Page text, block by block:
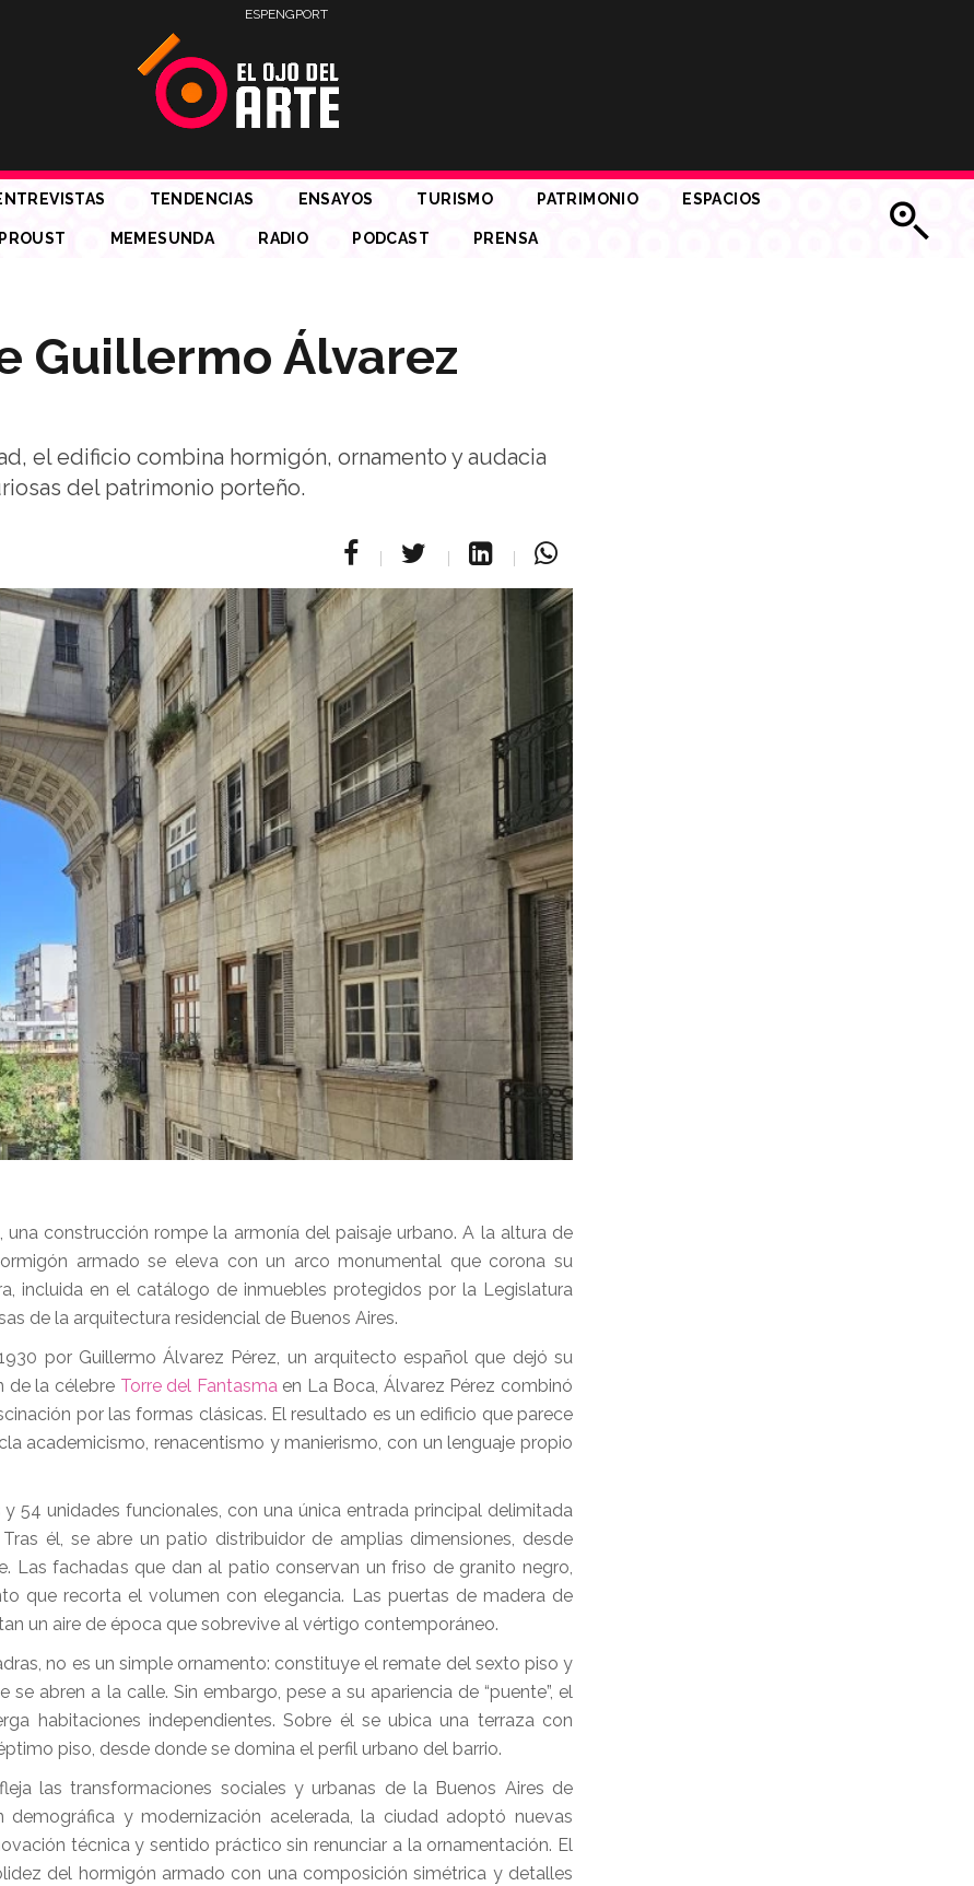
ESPENGPORT
TENDENCIAS ENSAYOS TURISMO PATRIMONIO ESPACIOS
MEMESUNDA RADIO PODCAST PRENSA
Guillermo Álvarez
el edificio combina hormigón, ornamento y audacia
del patrimonio porteño.
, una construcción rompe la armonía del paisaje urbano. A la altura de
armado se eleva con un arco monumental que corona su
incluida en el catálogo de inmuebles protegidos por la Legislatura
de la arquitectura residencial de Buenos Aires.
por Guillermo Álvarez Pérez, un arquitecto español que dejó su
de la célebre Torre del Fantasmaen La Boca, Álvarez Pérez combinó
por las formas clásicas. El resultado es un edificio que parece
academicismo, renacentismo y manierismo, con un lenguaje propio
54 unidades funcionales, con una única entrada principal delimitada
él, se abre un patio distribuidor de amplias dimensiones, desde
Las fachadas que dan al patio conservan un friso de granito negro,
que recorta el volumen con elegancia. Las puertas de madera de
un aire de época que sobrevive al vértigo contemporáneo.
no es un simple ornamento: constituye el remate del sexto piso y
abren a la calle. Sin embargo, pese a su apariencia de “puente”, el
habitaciones independientes. Sobre él se ubica una terraza con
piso, desde donde se domina el perfil urbano del barrio.
las transformaciones sociales y urbanas de la Buenos Aires de
y modernización acelerada, la ciudad adoptó nuevas
técnica y sentido práctico sin renunciar a la ornamentación. El
del hormigón armado con una composición simétrica y detalles